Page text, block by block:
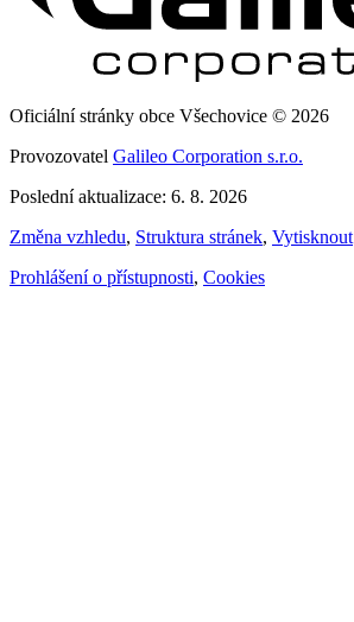
Oficiální stránky obce Všechovice © 2026
Provozovatel Galileo Corporation s.r.o.
Poslední aktualizace: 6. 8. 2026
Změna vzhledu, Struktura stránek, Vytisknout
Prohlášení o přístupnosti, Cookies